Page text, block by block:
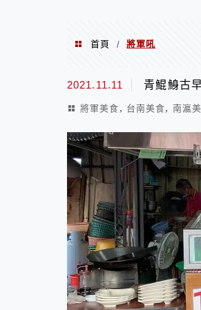
首頁 / 將軍吼
將軍吼
2021.11.11 青鯤鯓古
將軍美食 , 台南美食, 南瀛